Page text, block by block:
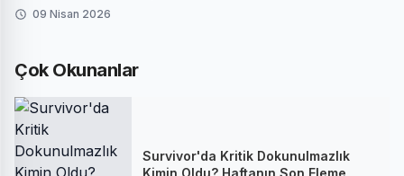
09 Nisan 2026
Çok Okunanlar
Survivor'da Kritik Dokunulmazlık
Kimin Oldu? Haftanın Son Eleme